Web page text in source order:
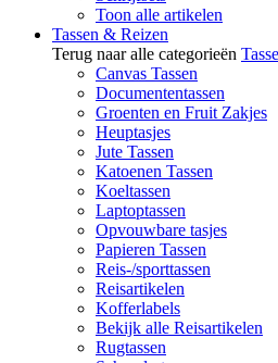
Toon alle artikelen
Tassen & Reizen
Terug naar alle categorieën
Canvas Tassen
Documententassen
Groenten en Fruit Zakjes
Heuptasjes
Jute Tassen
Katoenen Tassen
Koeltassen
Laptoptassen
Opvouwbare tasjes
Papieren Tassen
Reis-/sporttassen
Reisartikelen
Kofferlabels
Bekijk alle Reisartikelen
Rugtassen